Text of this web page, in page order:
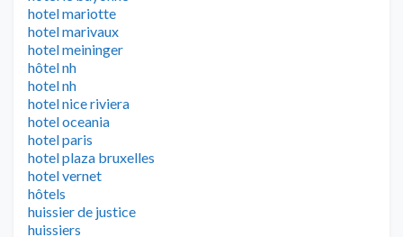
hotel mariotte
hotel marivaux
hotel meininger
hôtel nh
hotel nh
hotel nice riviera
hotel oceania
hotel paris
hotel plaza bruxelles
hotel vernet
hôtels
huissier de justice
huissiers